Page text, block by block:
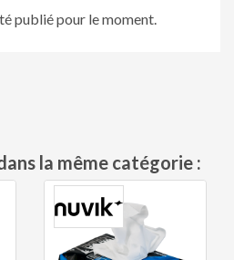
publié pour le moment.
la même catégorie :